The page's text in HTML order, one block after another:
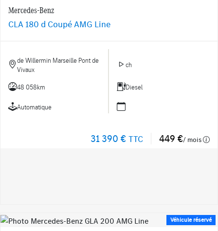
Mercedes-Benz
CLA 180 d Coupé AMG Line
de Willermin Marseille Pont de
Vivaux
ch
48 058km Diesel
Automatique
31 390 € TTC 449 €/ mois
Véhicule réservé